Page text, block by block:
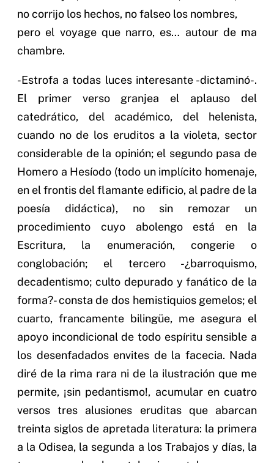
no corrijo los hechos, no falseo los nombres,
pero el voyage que narro, es… autour de ma
chambre.
-Estrofa a todas luces interesante -dictaminó-.
El primer verso granjea el aplauso del
catedrático, del académico, del helenista,
cuando no de los eruditos a la violeta, sector
considerable de la opinión; el segundo pasa de
Homero a Hesíodo (todo un implícito homenaje,
en el frontis del flamante edificio, al padre de la
poesía didáctica), no sin remozar un
procedimiento cuyo abolengo está en la
Escritura, la enumeración, congerie o
conglobación; el tercero -¿barroquismo,
decadentismo; culto depurado y fanático de la
forma?- consta de dos hemistiquios gemelos; el
cuarto, francamente bilingüe, me asegura el
apoyo incondicional de todo espíritu sensible a
los desenfadados envites de la facecia. Nada
diré de la rima rara ni de la ilustración que me
permite, ¡sin pedantismo!, acumular en cuatro
versos tres alusiones eruditas que abarcan
treinta siglos de apretada literatura: la primera
a la Odisea, la segunda a los Trabajos y días, la